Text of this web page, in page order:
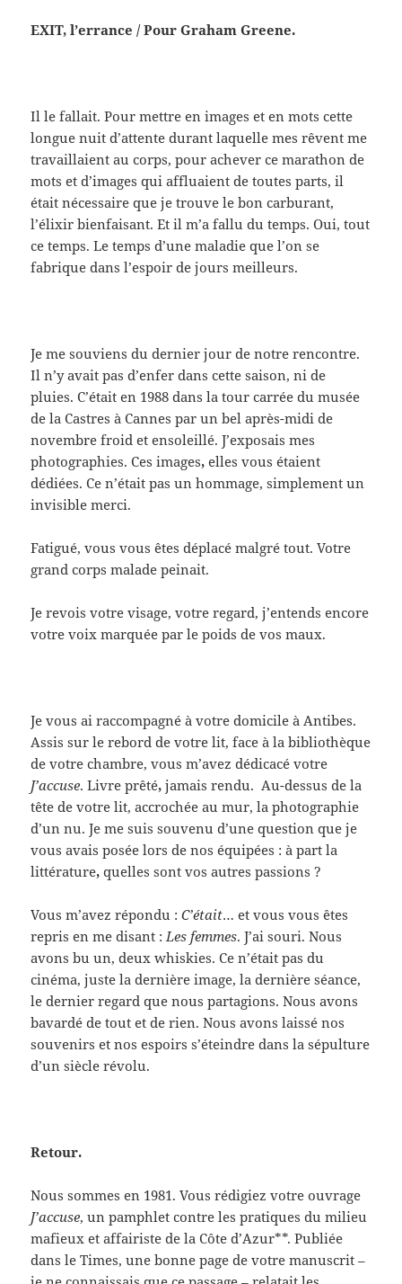
EXIT, l’errance / Pour Graham Greene.
Il le fallait. Pour mettre en images et en mots cette
longue nuit d’attente durant laquelle mes rêvent me
travaillaient au corps, pour achever ce marathon de
mots et d’images qui affluaient de toutes parts, il
était nécessaire que je trouve le bon carburant,
l’élixir bienfaisant. Et il m’a fallu du temps. Oui, tout
ce temps. Le temps d’une maladie que l’on se
fabrique dans l’espoir de jours meilleurs.
Je me souviens du dernier jour de notre rencontre.
Il n’y avait pas d’enfer dans cette saison, ni de
pluies. C’était en 1988 dans la tour carrée du musée
de la Castres à Cannes par un bel après-midi de
novembre froid et ensoleillé. J’exposais mes
photographies. Ces images, elles vous étaient
dédiées. Ce n’était pas un hommage, simplement un
invisible merci.
Fatigué, vous vous êtes déplacé malgré tout. Votre
grand corps malade peinait.
Je revois votre visage, votre regard, j’entends encore
votre voix marquée par le poids de vos maux.
Je vous ai raccompagné à votre domicile à Antibes.
Assis sur le rebord de votre lit, face à la bibliothèque
de votre chambre, vous m’avez dédicacé votre
J’accuse. Livre prêté, jamais rendu. Au-dessus de la
tête de votre lit, accrochée au mur, la photographie
d’un nu. Je me suis souvenu d’une question que je
vous avais posée lors de nos équipées : à part la
littérature, quelles sont vos autres passions ?
Vous m’avez répondu :C’était… et vous vous êtes
repris en me disant :Les femmes. J’ai souri. Nous
avons bu un, deux whiskies. Ce n’était pas du
cinéma, juste la dernière image, la dernière séance,
le dernier regard que nous partagions. Nous avons
bavardé de tout et de rien. Nous avons laissé nos
souvenirs et nos espoirs s’éteindre dans la sépulture
d’un siècle révolu.
Retour.
Nous sommes en 1981. Vous rédigiez votre ouvrage
J’accuse, un pamphlet contre les pratiques du milieu
mafieux et affairiste de la Côte d’Azur**. Publiée
dans le Times, une bonne page de votre manuscrit –